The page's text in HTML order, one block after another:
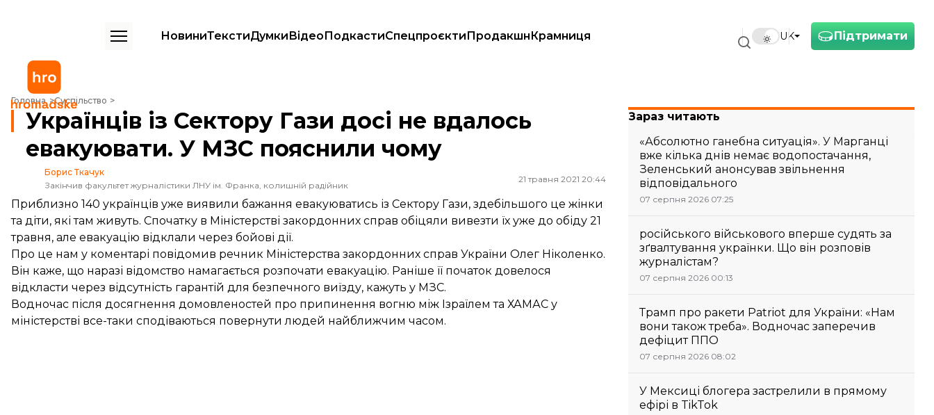
Підтримати
UK
НовиниТекстиДумкиВідеоПодкастиСпецпроєктиПродакшнКрамниця
Головна Суспільство
Українців із Сектору Гази досі не вдалось евакуювати. У МЗС пояснили чому
Українців із Сектору Гази досі не вдалось
евакуювати. У МЗС пояснили чому
Борис Ткачук
Закінчив факультет журналістики ЛНУ ім. Франка, колишній радійник
21 травня 2021 20:44
Приблизно 140 українців уже виявили бажання евакуюватись із Сектору Гази, здебільшого це жінки
та діти, які там живуть. Спочатку в Міністерстві закордонних справ обіцяли вивезти їх уже до обіду 21
травня, але евакуацію відклали через бойові дії.
Про це нам у коментарі повідомив речник Міністерства закордонних справ України Олег Ніколенко.
Він каже, що наразі відомство намагається розпочати евакуацію. Раніше її початок довелося
відкласти через відсутність гарантій для безпечного виїзду, кажуть у МЗС.
Водночас після досягнення домовленостей про припинення вогню між Ізраїлем та ХАМАС у
міністерстві все-таки сподіваються повернути людей найближчим часом.
Зараз читають
«Абсолютно ганебна ситуація». У Марганці
вже кілька днів немає водопостачання,
Зеленський анонсував звільнення
відповідального
07 серпня 2026 07:25
російського військового вперше судять за
зґвалтування українки. Що він розповів
журналістам?
07 серпня 2026 00:13
Трамп про ракети Patriot для України: «Нам
вони також треба». Водночас заперечив
дефіцит ППО
07 серпня 2026 08:02
У Мексиці блогера застрелили в прямому
ефірі в TikTok